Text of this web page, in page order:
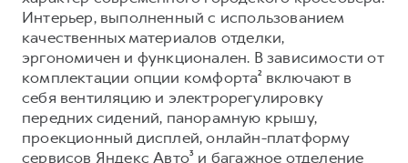
Коллекция Базовая
Коллекция Детская
Интерьер, выполненный с использованием
качественных материалов отделки,
эргономичен и функционален. В зависимости от
комплектации опции комфорта² включают в
себя вентиляцию и электрорегулировку
передних сидений, панорамную крышу,
проекционный дисплей, онлайн-платформу
сервисов Яндекс Авто³ и багажное отделение